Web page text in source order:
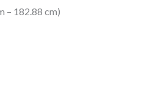
– 182.88 cm)